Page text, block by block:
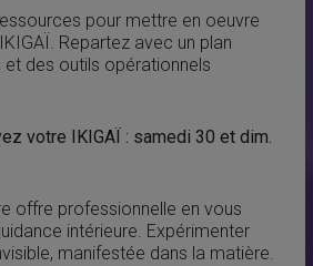
pour mettre en oeuvre
Repartez avec un plan
et des outils opérationnels
votre IKIGAÏ : samedi 30 et dim.
offre professionnelle en vous
intérieure. Expérimenter
manifestée dans la matière.